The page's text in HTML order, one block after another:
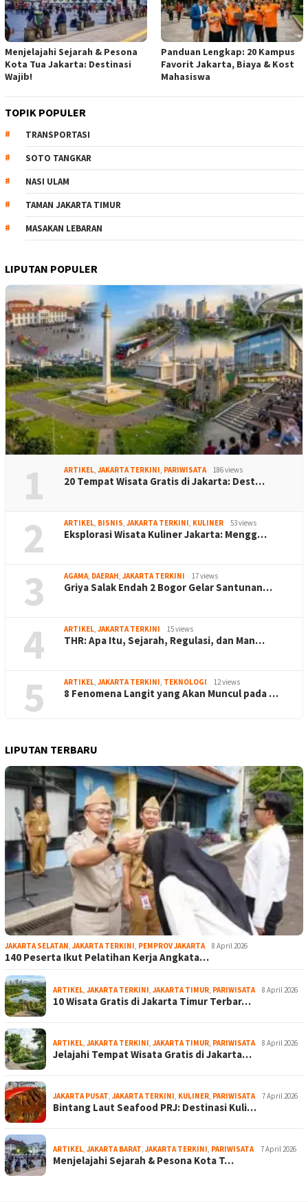
Menjelajahi Sejarah & Pesona
Kota Tua Jakarta: Destinasi
Wajib!
Panduan Lengkap: 20 Kampus
Favorit Jakarta, Biaya & Kost
Mahasiswa
TOPIK POPULER
TRANSPORTASI
SOTO TANGKAR
NASI ULAM
TAMAN JAKARTA TIMUR
MASAKAN LEBARAN
LIPUTAN POPULER
1 ARTIKEL, JAKARTA TERKINI, PARIWISATA 186 views
20 Tempat Wisata Gratis di Jakarta: Dest…
2 ARTIKEL, BISNIS, JAKARTA TERKINI, KULINER 53 views
Eksplorasi Wisata Kuliner Jakarta: Mengg…
3 AGAMA, DAERAH, JAKARTA TERKINI 17 views
Griya Salak Endah 2 Bogor Gelar Santunan…
4 ARTIKEL, JAKARTA TERKINI 15 views
THR: Apa Itu, Sejarah, Regulasi, dan Man…
5 ARTIKEL, JAKARTA TERKINI, TEKNOLOGI 12 views
8 Fenomena Langit yang Akan Muncul pada …
LIPUTAN TERBARU
JAKARTA SELATAN, JAKARTA TERKINI, PEMPROV JAKARTA 8 April 2026
140 Peserta Ikut Pelatihan Kerja Angkata…
ARTIKEL, JAKARTA TERKINI, JAKARTA TIMUR, PARIWISATA 8 April 2026
10 Wisata Gratis di Jakarta Timur Terbar…
ARTIKEL, JAKARTA TERKINI, JAKARTA TIMUR, PARIWISATA 8 April 2026
Jelajahi Tempat Wisata Gratis di Jakarta…
JAKARTA PUSAT, JAKARTA TERKINI, KULINER, PARIWISATA 7 April 2026
Bintang Laut Seafood PRJ: Destinasi Kuli…
ARTIKEL, JAKARTA BARAT, JAKARTA TERKINI, PARIWISATA 7 April 2026
Menjelajahi Sejarah & Pesona Kota T…